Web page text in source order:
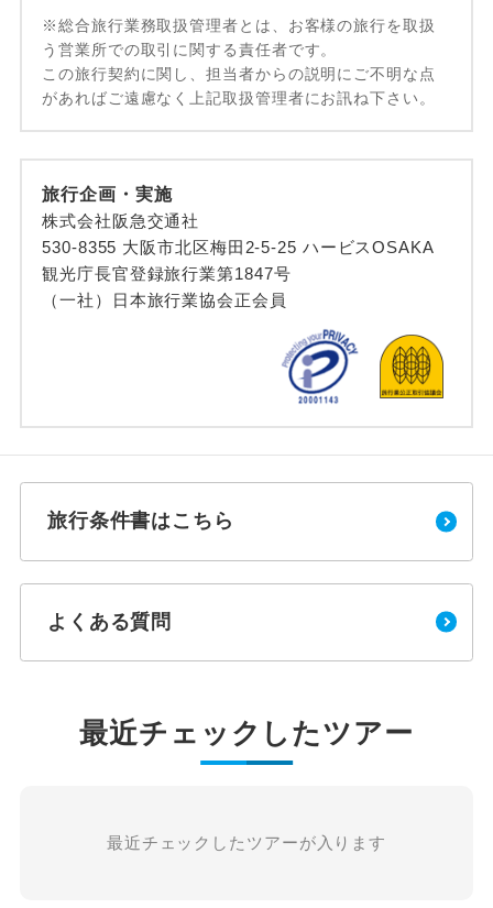
※総合旅行業務取扱管理者とは、お客様の旅行を取扱
う営業所での取引に関する責任者です。
この旅行契約に関し、担当者からの説明にご不明な点
があればご遠慮なく上記取扱管理者にお訊ね下さい。
旅行企画・実施
株式会社阪急交通社
530-8355 大阪市北区梅田2-5-25 ハービスOSAKA
観光庁長官登録旅行業第1847号
（一社）日本旅行業協会正会員
旅行条件書はこちら
よくある質問
最近チェックしたツアー
最近チェックしたツアーが入ります